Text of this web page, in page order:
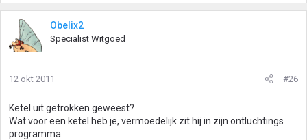
Obelix2
Specialist Witgoed
12 okt 2011 #26
Ketel uit getrokken geweest?
Wat voor een ketel heb je, vermoedelijk zit hij in zijn ontluchtings
programma